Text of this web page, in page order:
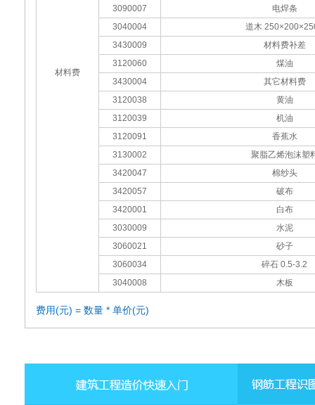
材料费
3090007
电焊条
3040004
道木
3430009
材料费补差
3120060
煤油
3430004
其它材料费
3120038
黄油
3120039
机油
3120091
香蕉水
3130002
聚脂乙烯泡沫塑
3420047
棉纱头
3420057
破布
3420001
白布
3030009
水泥
3060021
砂子
3060034
碎石 0.5-3.2
3040008
木板
费用(元) = 数量 * 单价(元)